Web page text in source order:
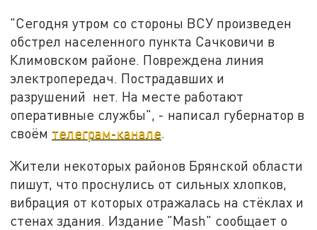
"Сегодня утром со стороны ВСУ произведен
обстрел населенного пункта Сачковичи в
Климовском районе. Повреждена линия
электропередач. Пострадавших и
разрушений нет. На месте работают
оперативные службы", - написал губернатор в
своём телеграм-канале.
Жители некоторых районов Брянской области
пишут, что проснулись от сильных хлопков,
вибрация от которых отражалась на стёклах и
стенах здания. Издание "Mash" сообщает о